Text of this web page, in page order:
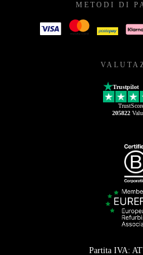
METODI DI
Trustpilot
205822
Partita IVA: